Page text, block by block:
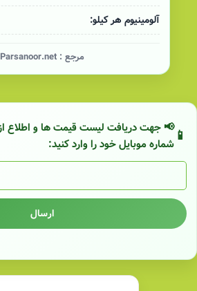
آلومینیوم هر کیلو:
مرجع : Parsanoor.net
📢 جهت دریافت لیست قیمت ها و اطلاع
شماره موبایل خود را وارد کنید:
ارسال